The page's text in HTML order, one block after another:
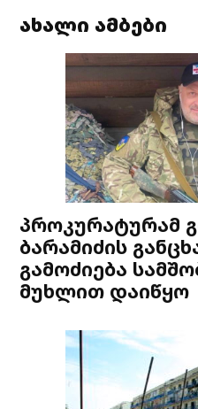
ახალი ამბები
პროკურატურამ
ბარამიძის
გამოძიება
მუხლით დაიწყო